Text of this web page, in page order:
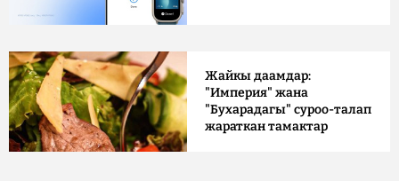
Жайкы даамдар:
"Империя" жана
"Бухарадагы" суроо-талап
жараткан тамактар